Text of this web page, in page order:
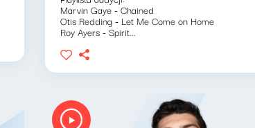
Marvin Gaye - Chained
Otis Redding - Let Me Come on Home
Roy Ayers - Spirit...